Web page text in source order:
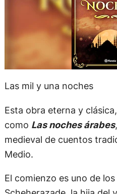
Las mil y una noches
Esta obra eterna y
como Las noches árabes
medieval de cuentos
Medio.
El comienzo es uno de